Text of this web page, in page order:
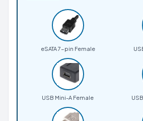
eSATA 7-pin Female
USB Mini-A Female